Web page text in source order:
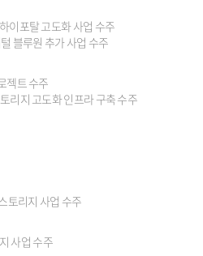
이포탈 고도화 사업 수주
블루원 추가 사업 수주
젝트 수주
리지 고도화 인프라 구축 수주
토리지 사업 수주
사업 수주